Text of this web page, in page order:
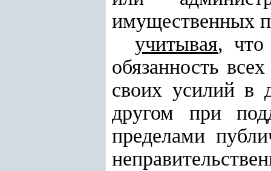
имущественных
учитывая, что
обязанность
своих усилий в
другом при
пределами